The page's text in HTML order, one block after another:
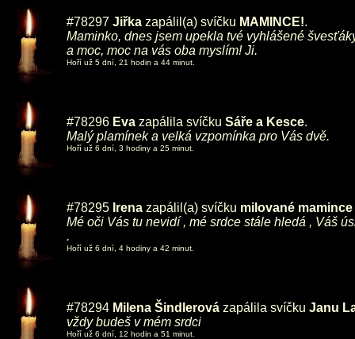
#78297 Jiřka zapálil(a) svíčku MAMINCE!.
Maminko, dnes jsem upekla tvé vyhlášené
a moc, moc na vás oba myslím! Ji.
Hoří už 5 dní, 21 hodin a 44 minut.
#78296 Eva zapálila svíčku Sáře a Kesce.
Malý plamínek a velká vzpomínka pro Vás dvě.
Hoří už 6 dní, 3 hodiny a 25 minut.
#78295 Irena zapálil(a) svíčku milované
Mé oči Vás tu nevidí , mé srdce stále hledá , Váš
.
Hoří už 6 dní, 4 hodiny a 42 minut.
#78294 Milena Šindlerová zapálila svíčku Janu
vždy budeš v mém srdci
Hoří už 6 dní, 12 hodin a 51 minut.